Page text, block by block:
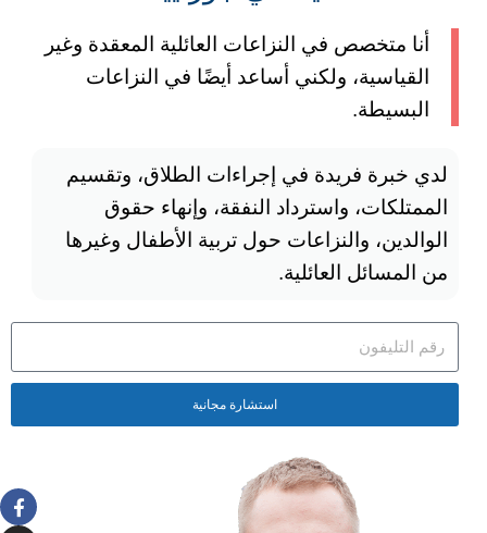
أنا متخصص في النزاعات العائلية المعقدة وغير
القياسية، ولكني أساعد أيضًا في النزاعات
البسيطة.
لدي خبرة فريدة في إجراءات الطلاق، وتقسيم
الممتلكات، واسترداد النفقة، وإنهاء حقوق
الوالدين، والنزاعات حول تربية الأطفال وغيرها
من المسائل العائلية.
استشارة مجانية